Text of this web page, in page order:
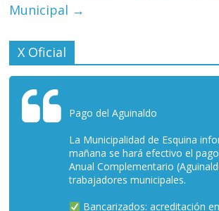
Municipal →
X Oficial
Pago del Aguinaldo
La Municipalidad de Esquina
mañana se hará efectivo el
Anual Complementario
trabajadores municipales.
Bancarizados: acreditación